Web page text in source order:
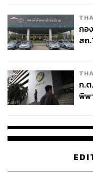
กอ
สถ
ก.
พิพ